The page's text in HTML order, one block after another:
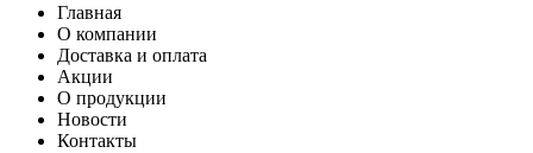
Главная
О компании
Доставка и оплата
Акции
О продукции
Новости
Контакты